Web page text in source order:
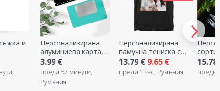
Персонализирана
памучна тениска с
квадратна снимка
13.79 €
преди 1 час, Румъния
Персонализирано
сортиране -
Майстор готвач
15.78 €
преди 1 час, Румъния
чаша
7.39 €
преди